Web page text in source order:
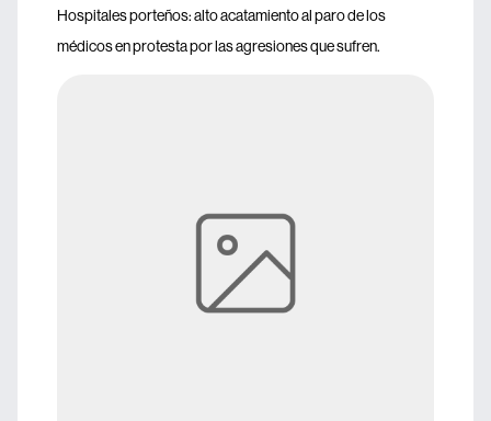
Hospitales porteños: alto acatamiento al paro de los
médicos en protesta por las agresiones que sufren.